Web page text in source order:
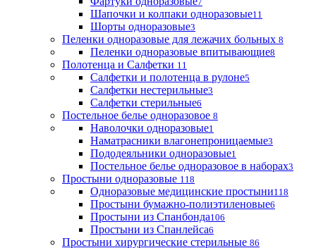
Шапочки и колпаки одноразовые11
Шорты одноразовые3
Пеленки одноразовые для лежачих больных 8
Пеленки одноразовые впитывающие8
Полотенца и Салфетки 11
Салфетки и полотенца в рулоне5
Салфетки нестерильные3
Салфетки стерильные6
Постельное белье одноразовое 8
Наволочки одноразовые1
Наматрасники влагонепроницаемые3
Пододеяльники одноразовые1
Постельное белье одноразовое в наборах3
Простыни одноразовые 118
Одноразовые медицинские простыни118
Простыни бумажно-полиэтиленовые6
Простыни из Спанбонда106
Простыни из Спанлейса6
Простыни хирургические стерильные 86